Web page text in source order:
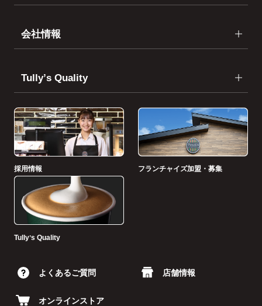
会社情報
Tullyʼs Quality
採用情報 フランチャイズ加盟・募集
Tullyʼs Quality
よくあるご質問 店舗情報
オンラインストア